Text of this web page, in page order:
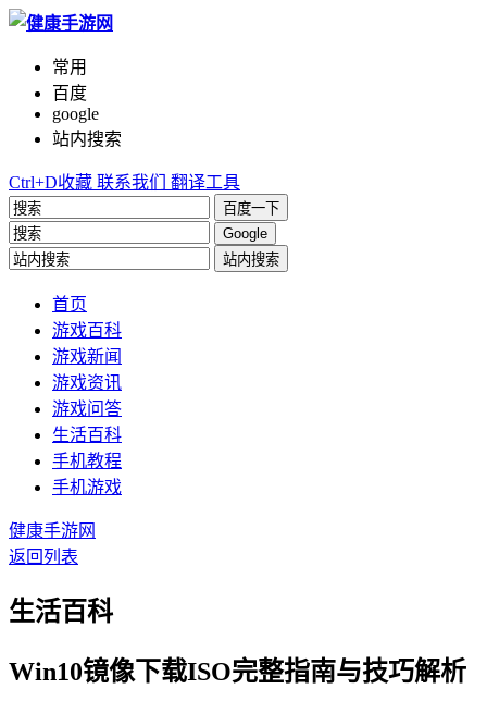
常用
百度
google
站内搜索
Ctrl+D收藏 联系我们 翻译工具
百度一下
Google
站内搜索
首页
游戏百科
游戏新闻
游戏资讯
游戏问答
生活百科
手机教程
手机游戏
健康手游网
返回列表
生活百科
Win10镜像下载ISO完整指南与技巧解析